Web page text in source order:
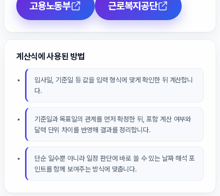
고용노동부 근로복지공단
계산식에 사용된 방법
입사일, 기준일 등 값을 입력 형식에 맞게 확인한 뒤 계산합니
다.
기준일과 목표일의 관계를 먼저 확정한 뒤, 포함 계산 여부와
달력 단위 차이를 반영해 결과를 정리합니다.
단순 일수뿐 아니라 일정 판단에 바로 쓸 수 있는 날짜 해석 포
인트를 함께 보여주는 방식에 맞춥니다.